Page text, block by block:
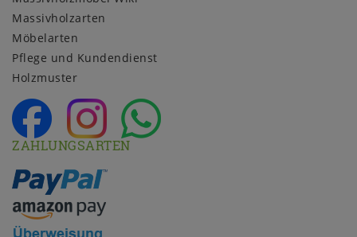
Massivholzarten
Möbelarten
Pflege und Kundendienst
Holzmuster
ZAHLUNGSARTEN